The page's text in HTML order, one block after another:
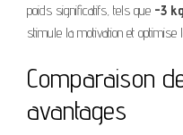
poids significatifs, tels que -3 kg
stimule la motivation et optimise
Comparaison
avantages